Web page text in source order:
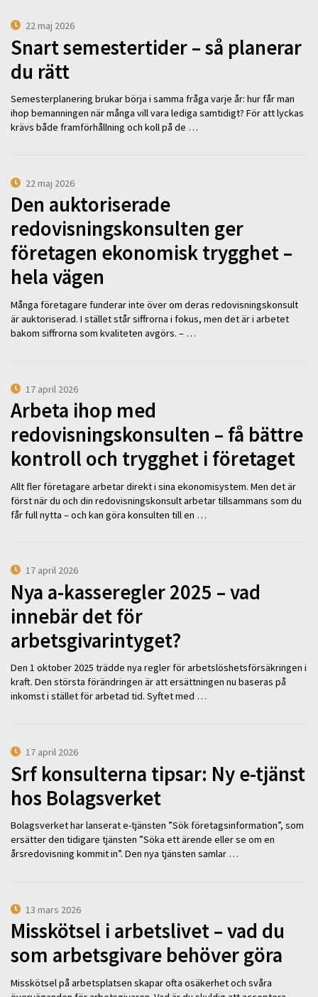
22 maj 2026
Snart semestertider – så planerar
du rätt
Semesterplanering brukar börja i samma fråga varje år: hur får man
ihop bemanningen när många vill vara lediga samtidigt? För att lyckas
krävs både framförhållning och koll på de …
22 maj 2026
Den auktoriserade
redovisningskonsulten ger
företagen ekonomisk trygghet –
hela vägen
Många företagare funderar inte över om deras redovisningskonsult
är auktoriserad. I stället står siffrorna i fokus, men det är i arbetet
bakom siffrorna som kvaliteten avgörs. – …
17 april 2026
Arbeta ihop med
redovisningskonsulten – få bättre
kontroll och trygghet i företaget
Allt fler företagare arbetar direkt i sina ekonomisystem. Men det är
först när du och din redovisningskonsult arbetar tillsammans som du
får full nytta – och kan göra konsulten till en …
17 april 2026
Nya a-kasseregler 2025 – vad
innebär det för
arbetsgivarintyget?
Den 1 oktober 2025 trädde nya regler för arbetslöshetsförsäkringen i
kraft. Den största förändringen är att ersättningen nu baseras på
inkomst i stället för arbetad tid. Syftet med …
17 april 2026
Srf konsulterna tipsar: Ny e-tjänst
hos Bolagsverket
Bolagsverket har lanserat e-tjänsten ”Sök företagsinformation”, som
ersätter den tidigare tjänsten ”Söka ett ärende eller se om en
årsredovisning kommit in”. Den nya tjänsten samlar …
13 mars 2026
Misskötsel i arbetslivet – vad du
som arbetsgivare behöver göra
Misskötsel på arbetsplatsen skapar ofta osäkerhet och svåra